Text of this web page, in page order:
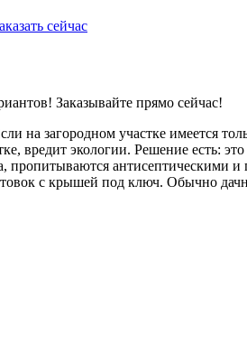
сейчас
Заказывайте прямо сейчас!
на загородном участке имеется
вредит экологии. Решение есть:
пропитываются
с крышей под ключ. Обычно